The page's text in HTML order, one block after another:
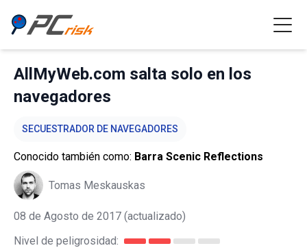
AllMyWeb.com salta solo en los
navegadores
SECUESTRADOR DE NAVEGADORES
Conocido también como: Barra Scenic Reflections
Tomas Meskauskas
08 de Agosto de 2017 (actualizado)
Nivel de peligrosidad: